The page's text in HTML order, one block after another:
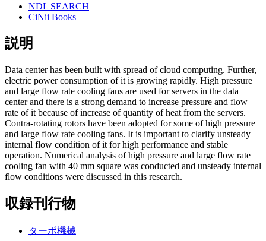
NDL SEARCH
CiNii Books
説明
Data center has been built with spread of cloud computing. Further,
electric power consumption of it is growing rapidly. High pressure
and large flow rate cooling fans are used for servers in the data
center and there is a strong demand to increase pressure and flow
rate of it because of increase of quantity of heat from the servers.
Contra-rotating rotors have been adopted for some of high pressure
and large flow rate cooling fans. It is important to clarify unsteady
internal flow condition of it for high performance and stable
operation. Numerical analysis of high pressure and large flow rate
cooling fan with 40 mm square was conducted and unsteady internal
flow conditions were discussed in this research.
収録刊行物
ターボ機械